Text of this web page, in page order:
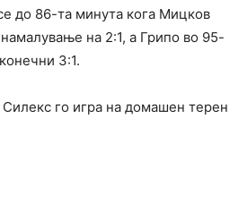
до 86-та минута кога Мицков
на 2:1, а Грипо во 95-
3:1.
го игра на домашен терен